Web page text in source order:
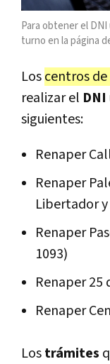
Para obtener el
turno en la página
Loscentros
realizar el
siguientes:
Renaper
Renaper
Libertador
Renaper
1093)
Renaper 25
Renaper
Lostrámites